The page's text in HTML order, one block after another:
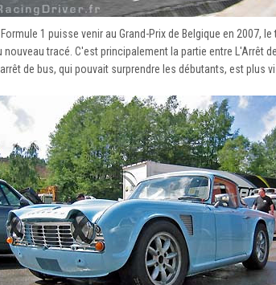
Formule 1 puisse venir au Grand-Prix de Belgique en
tracé. C'est principalement la partie entre L'Arrêt
de bus, qui pouvait surprendre les débutants, est plus